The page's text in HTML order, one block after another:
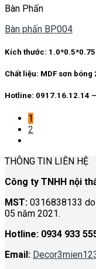
Bàn Phấn
Bàn phấn BP004
Kích thước:
Chất liệu: MDF sơn bóng
Hotline: 0917.16.12.14
1
2
THÔNG TIN LIÊN HỆ
Công ty TNHH nội
MST: 0316838133
05 năm 2021.
Hotline: 0934 933
Email: